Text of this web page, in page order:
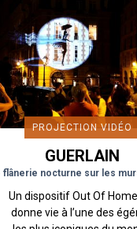
PROJECTION VIDÉO
GUERLAIN
flânerie nocturne sur les
Un dispositif Out Of
donne vie à l’une des